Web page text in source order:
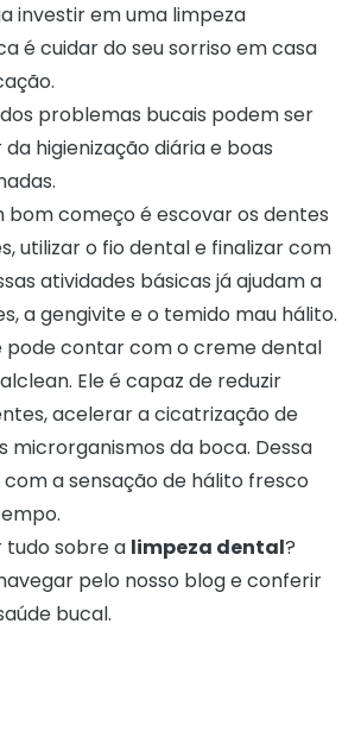
investir em uma limpeza
é cuidar do seu sorriso em casa
problemas bucais podem ser
higienização diária e boas
bom começo é escovar os dentes
utilizar o fio dental e finalizar com
atividades básicas já ajudam a
a gengivite e o temido mau hálito.
pode contar com o creme dental
Ele é capaz de reduzir
acelerar a cicatrização de
microrganismos da boca. Dessa
a sensação de hálito fresco
tudo sobre a limpeza dental?
pelo nosso blog e conferir
bucal.